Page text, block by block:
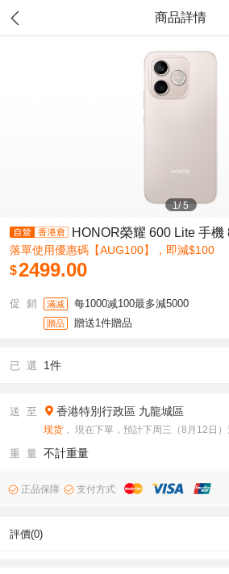
商品詳情
1/5
HONOR榮耀 600 Lite 手機
落單使用優惠碼【AUG100】，即減$100
$2499.00
促 銷 滿减 每1000减100最多減5000
贈品 贈送1件贈品
已 選 1件
送 至 香港特別行政區 九龍城區
现货 ， 現在下單，預計下周三（8月12日）
重 量 不計重量
正品保障 支付方式
評價(0)